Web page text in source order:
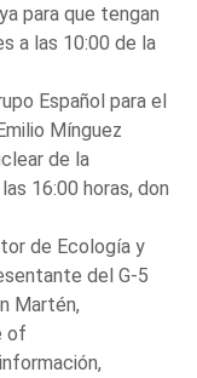
para que tengan
a las 10:00 de la
Español para el
Mínguez
de la
16:00 horas, don
de Ecología y
del G-5
Martén,
of